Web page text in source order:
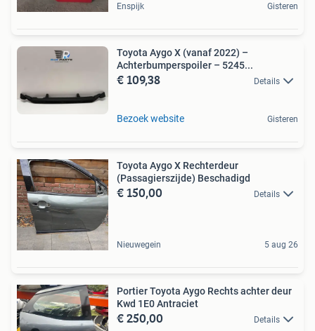
Enspijk Gisteren
Toyota Aygo X (vanaf 2022) –
Achterbumperspoiler – 5245...
€ 109,38 Details
Bezoek website Gisteren
Toyota Aygo X Rechterdeur
(Passagierszijde) Beschadigd
€ 150,00 Details
Nieuwegein 5 aug 26
Portier Toyota Aygo Rechts achter deur
Kwd 1E0 Antraciet
€ 250,00 Details